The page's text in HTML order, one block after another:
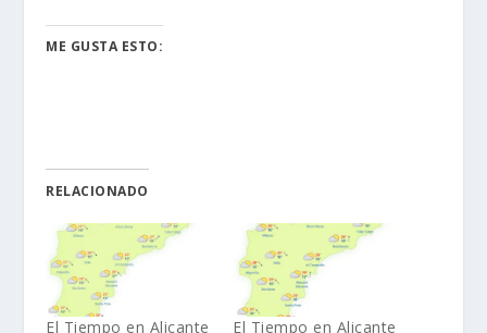
ME GUSTA ESTO:
RELACIONADO
El Tiempo en Alicante
El Tiempo en Alicante